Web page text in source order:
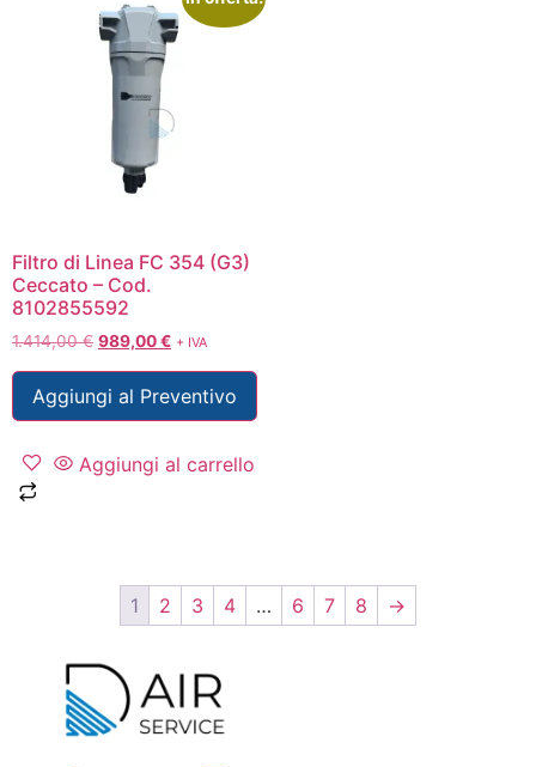
Filtro di Linea FC 354 (G3)
Ceccato – Cod.
8102855592
1.414,00€ 989,00€ + IVA
Aggiungi al Preventivo
Aggiungi al carrello
1 2 3 4 … 6 7 8 →